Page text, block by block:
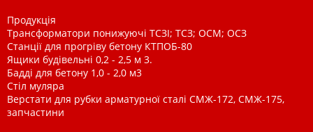
Продукція
Трансформатори понижуючі ТСЗІ; ТСЗ; ОСМ; ОСЗ
Станції для прогріву бетону КТПОБ-80
Ящики будівельні 0,2 - 2,5 м 3.
Бадді для бетону 1,0 - 2,0 м3
Стіл муляра
Верстати для рубки арматурної сталі СМЖ-172, СМЖ-175,
запчастини